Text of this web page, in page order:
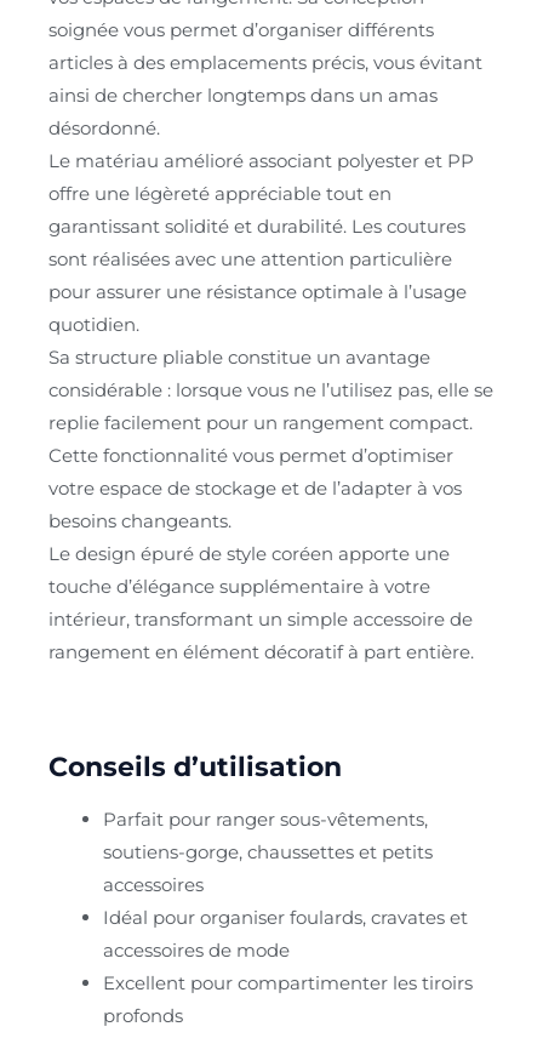
soignée vous permet d’organiser différents
articles à des emplacements précis, vous évitant
ainsi de chercher longtemps dans un amas
désordonné.
Le matériau amélioré associant polyester et PP
offre une légèreté appréciable tout en
garantissant solidité et durabilité. Les coutures
sont réalisées avec une attention particulière
pour assurer une résistance optimale à l’usage
quotidien.
Sa structure pliable constitue un avantage
considérable : lorsque vous ne l’utilisez pas, elle se
replie facilement pour un rangement compact.
Cette fonctionnalité vous permet d’optimiser
votre espace de stockage et de l’adapter à vos
besoins changeants.
Le design épuré de style coréen apporte une
touche d’élégance supplémentaire à votre
intérieur, transformant un simple accessoire de
rangement en élément décoratif à part entière.
Conseils d’utilisation
Parfait pour ranger sous-vêtements,
soutiens-gorge, chaussettes et petits
accessoires
Idéal pour organiser foulards, cravates et
accessoires de mode
Excellent pour compartimenter les tiroirs
profonds